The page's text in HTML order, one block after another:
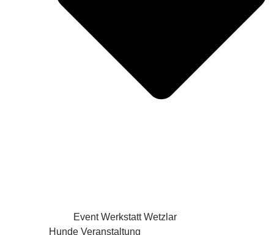
Event Werkstatt Wetzlar
Hunde Veranstaltung